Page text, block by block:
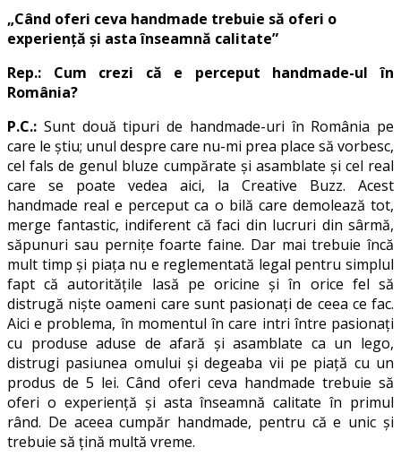
„Când oferi ceva handmade trebuie să oferi o
experiență și asta înseamnă calitate”
Rep.: Cum crezi că e perceput handmade-ul în
România?
P.C.: Sunt două tipuri de handmade-uri în România pe
care le știu; unul despre care nu-mi prea place să vorbesc,
cel fals de genul bluze cumpărate și asamblate și cel real
care se poate vedea aici, la Creative Buzz. Acest
handmade real e perceput ca o bilă care demolează tot,
merge fantastic, indiferent că faci din lucruri din sârmă,
săpunuri sau pernițe foarte faine. Dar mai trebuie încă
mult timp și piața nu e reglementată legal pentru simplul
fapt că autoritățile lasă pe oricine și în orice fel să
distrugă niște oameni care sunt pasionați de ceea ce fac.
Aici e problema, în momentul în care intri între pasionați
cu produse aduse de afară și asamblate ca un lego,
distrugi pasiunea omului și degeaba vii pe piață cu un
produs de 5 lei. Când oferi ceva handmade trebuie să
oferi o experiență și asta înseamnă calitate în primul
rând. De aceea cumpăr handmade, pentru că e unic și
trebuie să țină multă vreme.